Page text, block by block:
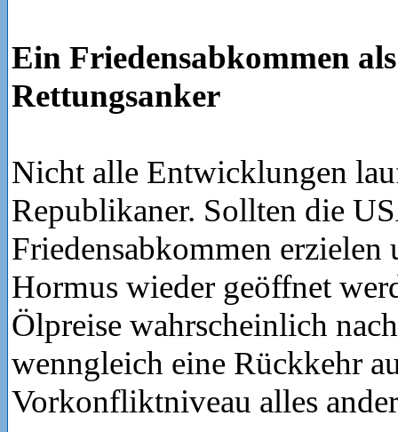
Ein Friedensabkommen
Rettungsanker
Nicht alle Entwicklungen
Republikaner. Sollten die
Friedensabkommen erzielen
Hormus wieder geöffnet
Ölpreise wahrscheinlich
wenngleich eine Rückkehr
Vorkonfliktniveau alles